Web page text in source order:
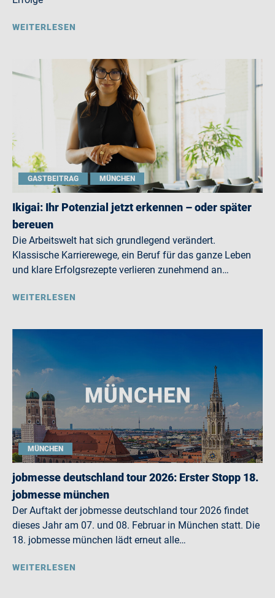
WEITERLESEN
GASTBEITRAG MÜNCHEN
Ikigai: Ihr Potenzial jetzt erkennen – oder später
bereuen
Die Arbeitswelt hat sich grundlegend verändert.
Klassische Karrierewege, ein Beruf für das ganze Leben
und klare Erfolgsrezepte verlieren zunehmend an…
WEITERLESEN
MÜNCHEN
jobmesse deutschland tour 2026: Erster Stopp 18.
jobmesse münchen
Der Auftakt der jobmesse deutschland tour 2026 findet
dieses Jahr am 07. und 08. Februar in München statt. Die
18. jobmesse münchen lädt erneut alle…
WEITERLESEN